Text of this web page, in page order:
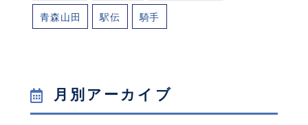
青森山田 駅伝 騎手
月別アーカイブ